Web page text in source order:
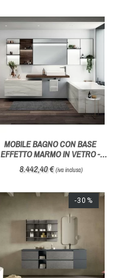
MOBILE BAGNO CON BASE
EFFETTO MARMO IN VETRO -
HAFRO GEROMIN
8.442,40 €(iva inclusa)
-30%